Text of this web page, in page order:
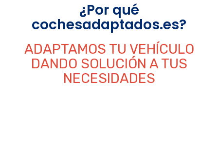
¿Por qué
cochesadaptados.es?
ADAPTAMOS TU VEHÍCULO
DANDO SOLUCIÓN A TUS
NECESIDADES